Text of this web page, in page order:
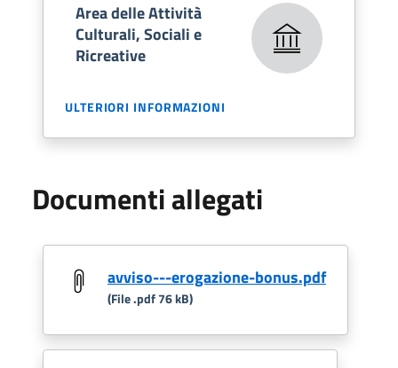
Area delle Attività
Culturali, Sociali e
Ricreative
ULTERIORI INFORMAZIONI
Documenti allegati
avviso---erogazione-bonus.pdf
(File .pdf 76 kB)